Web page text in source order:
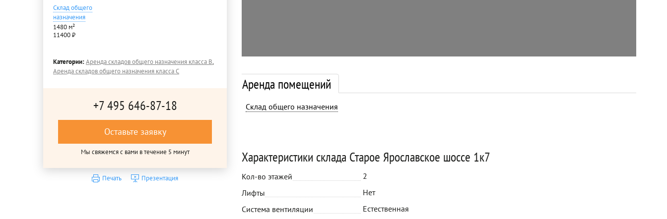
Склад общего
назначения
1480 м²
11400 ₽
Категории:Аренда складов общего назначения класса B,
Аренда складов общего назначения класса C
+7 495 646-87-18
Оставьте заявку
Мы свяжемся с вами в течение 5 минут
Печать Презентация
Аренда помещений
Склад общего назначения
Характеристики склада Старое Ярославское шоссе 1к7
Кол-во этажей
2
Лифты
Нет
Система вентиляции
Естественная